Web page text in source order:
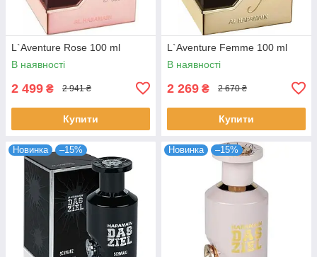
L`Aventure Rose 100 ml
В наявності
2 499 ₴ 2 941 ₴
Купити
L`Aventure Femme 100 ml
В наявності
2 269 ₴ 2 670 ₴
Купити
Новинка –15% Новинка –15%